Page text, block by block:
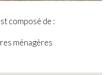
composé de :
ménagères